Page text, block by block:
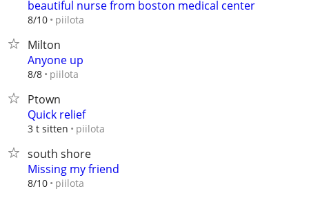
beautiful nurse from boston medical center
8/10 piilota
Milton
Anyone up
8/8 piilota
Ptown
Quick relief
3 t sitten piilota
south shore
Missing my friend
8/10 piilota